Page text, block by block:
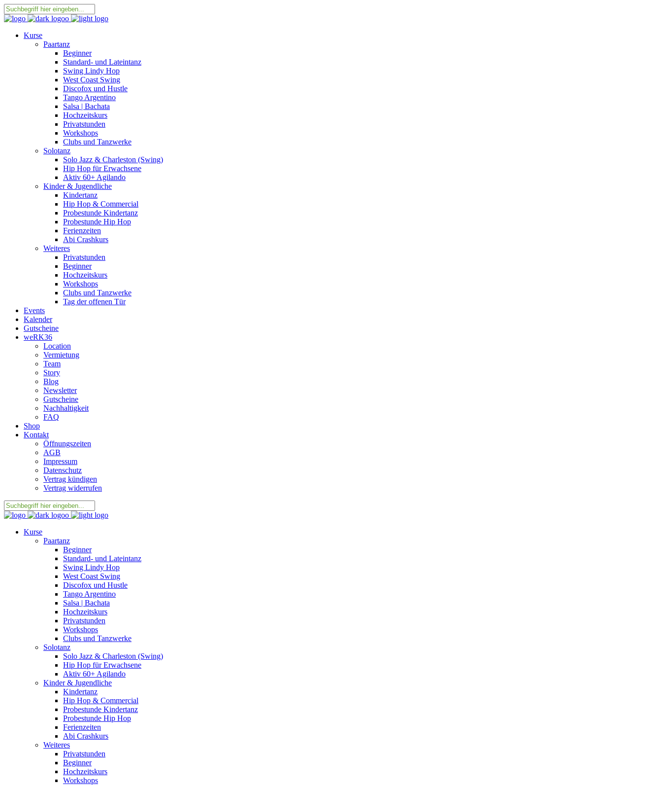
Kurse
Paartanz
Beginner
Standard- und Lateintanz
Swing Lindy Hop
West Coast Swing
Discofox und Hustle
Tango Argentino
Salsa | Bachata
Hochzeitskurs
Privatstunden
Workshops
Clubs und Tanzwerke
Solotanz
Solo Jazz & Charleston (Swing)
Hip Hop für Erwachsene
Aktiv 60+ Agilando
Kinder & Jugendliche
Kindertanz
Hip Hop & Commercial
Probestunde Kindertanz
Probestunde Hip Hop
Ferienzeiten
Abi Crashkurs
Weiteres
Privatstunden
Beginner
Hochzeitskurs
Workshops
Clubs und Tanzwerke
Tag der offenen Tür
Events
Kalender
Gutscheine
weRK36
Location
Vermietung
Team
Story
Blog
Newsletter
Gutscheine
Nachhaltigkeit
FAQ
Shop
Kontakt
Öffnungszeiten
AGB
Impressum
Datenschutz
Vertrag kündigen
Vertrag widerrufen
Kurse
Paartanz
Beginner
Standard- und Lateintanz
Swing Lindy Hop
West Coast Swing
Discofox und Hustle
Tango Argentino
Salsa | Bachata
Hochzeitskurs
Privatstunden
Workshops
Clubs und Tanzwerke
Solotanz
Solo Jazz & Charleston (Swing)
Hip Hop für Erwachsene
Aktiv 60+ Agilando
Kinder & Jugendliche
Kindertanz
Hip Hop & Commercial
Probestunde Kindertanz
Probestunde Hip Hop
Ferienzeiten
Abi Crashkurs
Weiteres
Privatstunden
Beginner
Hochzeitskurs
Workshops